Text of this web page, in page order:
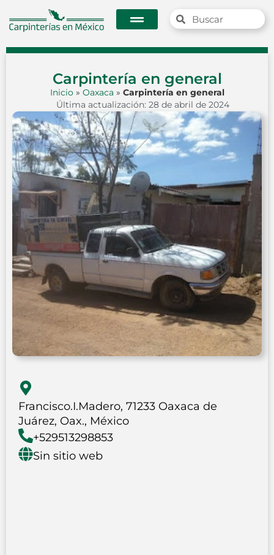
Carpintería en general
Inicio» Oaxaca » Carpintería en general
Última actualización: 28 de abril de 2024
Francisco.I.Madero, 71233 Oaxaca de
Juárez, Oax., México
+529513298853
Sin sitio web